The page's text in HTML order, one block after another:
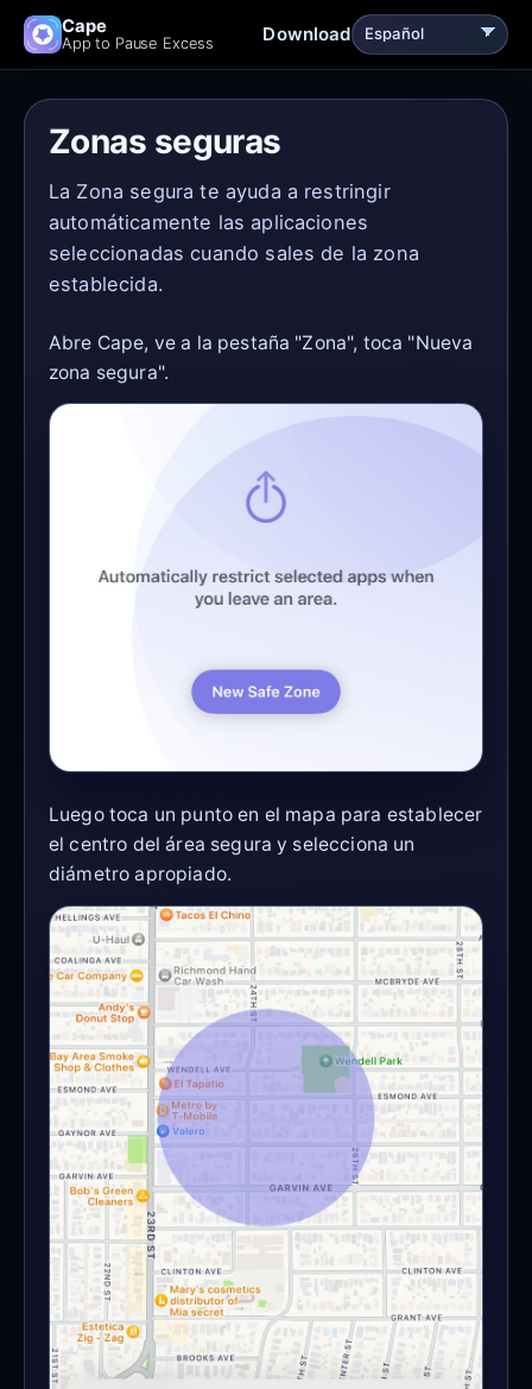
Cape
App to Pause Excess Download
Zonas seguras
La Zona segura te ayuda a restringir
automáticamente las aplicaciones
seleccionadas cuando sales de la zona
establecida.
Abre Cape, ve a la pestaña "Zona", toca "Nueva
zona segura".
Luego toca un punto en el mapa para establecer
el centro del área segura y selecciona un
diámetro apropiado.